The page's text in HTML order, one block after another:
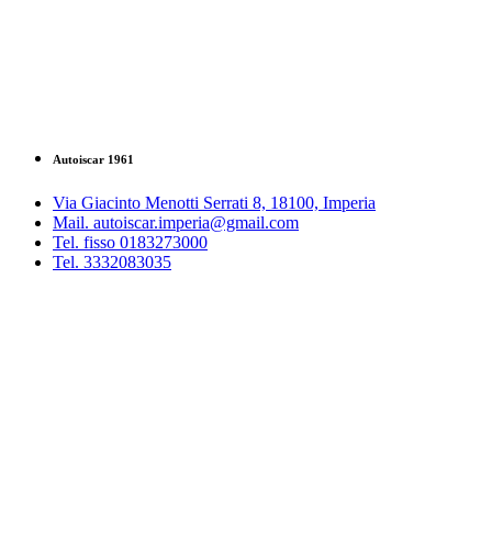
Autoiscar 1961
Via Giacinto Menotti Serrati 8, 18100, Imperia
Mail. autoiscar.imperia@gmail.com
Tel. fisso 0183273000
Tel. 3332083035